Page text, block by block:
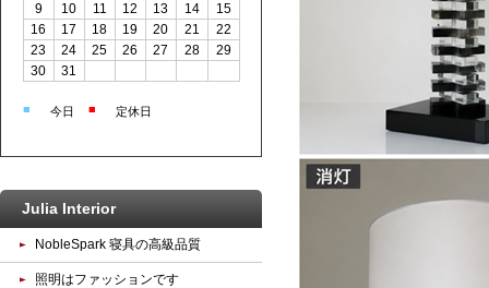
9
10 11 12 13 14
15
16
17 18 19 20 21
22
23
24 25 26 27 28
29
30
31
■ 今日 ■ 定休日
Julia Interior
NobleSpark 寝具の高級品質
照明はファッションです